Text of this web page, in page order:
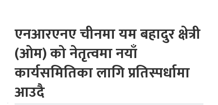
एनआरएनए चीनमा यम बहादुर क्षेत्री
(ओम) को नेतृत्वमा नयाँ
कार्यसमितिका लागि प्रतिस्पर्धामा
आउदै